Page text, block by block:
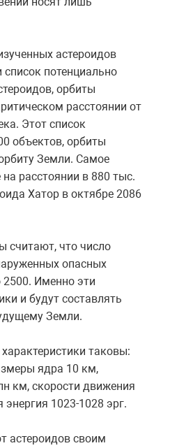
астероидов
потенциально
орбиты
расстоянии от
Этот список
объектов, орбиты
Земли. Самое
расстоянии в 880 тыс.
Хатор в октябре 2086
считают, что число
опасных
2500. Именно эти
и будут составлять
Земли.
таковы:
ядра 10 км,
км, скорости движения
1023-1028 эрг.
астероидов своим